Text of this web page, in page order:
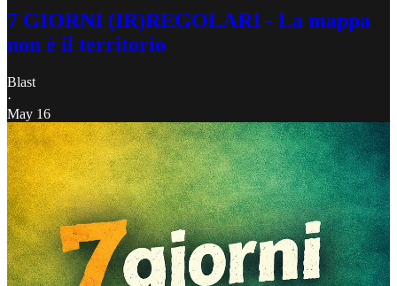
7 GIORNI (IR)REGOLARI - La mappa
non è il territorio
Blast
·
May 16